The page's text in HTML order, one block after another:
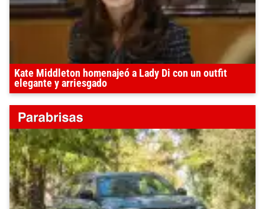
Kate Middleton homenajeó a Lady Di con un outfit
elegante y arriesgado